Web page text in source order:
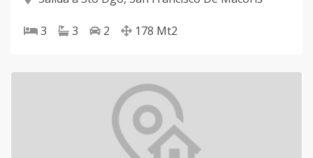
3 3 2 178 Mt2